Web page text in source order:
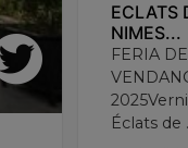
ECLATS
NIMES...
FERIA
Éclats de